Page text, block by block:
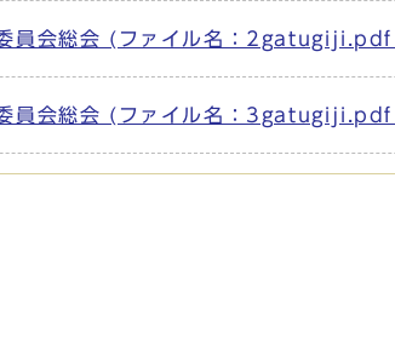
員会総会 (ファイル名：
員会総会 (ファイル名：